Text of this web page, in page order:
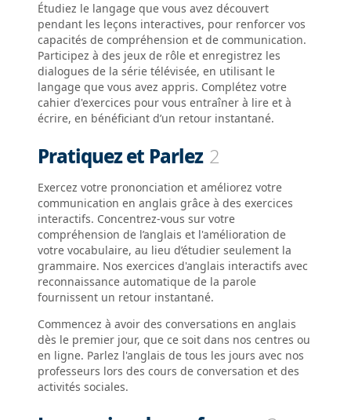
Étudiez le langage que vous avez découvert
pendant les leçons interactives, pour renforcer vos
capacités de compréhension et de communication.
Participez à des jeux de rôle et enregistrez les
dialogues de la série télévisée, en utilisant le
langage que vous avez appris. Complétez votre
cahier d'exercices pour vous entraîner à lire et à
écrire, en bénéficiant d’un retour instantané.
Pratiquez et Parlez 2
Exercez votre prononciation et améliorez votre
communication en anglais grâce à des exercices
interactifs. Concentrez-vous sur votre
compréhension de l’anglais et l'amélioration de
votre vocabulaire, au lieu d’étudier seulement la
grammaire. Nos exercices d'anglais interactifs avec
reconnaissance automatique de la parole
fournissent un retour instantané.
Commencez à avoir des conversations en anglais
dès le premier jour, que ce soit dans nos centres ou
en ligne. Parlez l'anglais de tous les jours avec nos
professeurs lors des cours de conversation et des
activités sociales.